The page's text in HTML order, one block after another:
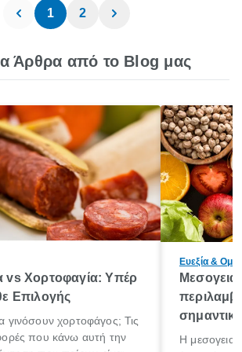
1 2
Άρθρα από το Blog μας
vs Χορτοφαγία: Υπέρ
Eπιλογής
χορτοφάγος; Τις
που κάνω αυτή την
Ευεξία &
Η